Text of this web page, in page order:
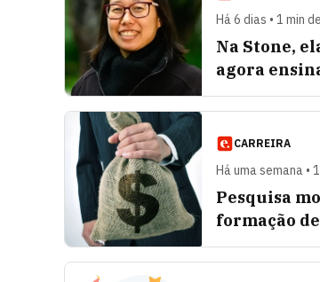
Há 6 dias • 1 min
Na Stone,
agora
CARREIRA
Há uma semana •
Pesquisa
formação